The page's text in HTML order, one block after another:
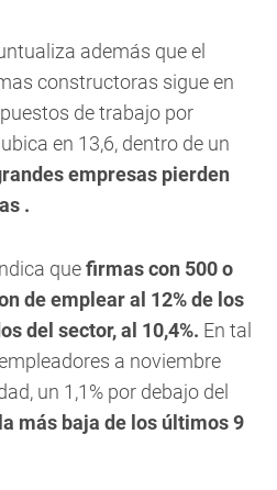
además que el
constructoras sigue en
de trabajo por
en 13,6, dentro de un
empresas pierden
.
quefirmas con 500 o
de emplear al 12% de los
del sector, al 10,4%. En tal
a noviembre
un 1,1% por debajo del
la más baja de los últimos 9